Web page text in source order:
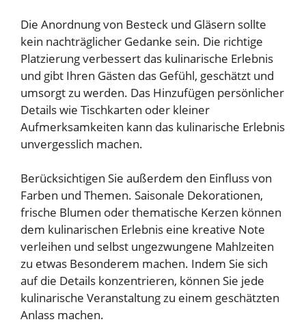
Die Anordnung von Besteck und Gläsern sollte
kein nachträglicher Gedanke sein. Die richtige
Platzierung verbessert das kulinarische Erlebnis
und gibt Ihren Gästen das Gefühl, geschätzt und
umsorgt zu werden. Das Hinzufügen persönlicher
Details wie Tischkarten oder kleiner
Aufmerksamkeiten kann das kulinarische Erlebnis
unvergesslich machen.
Berücksichtigen Sie außerdem den Einfluss von
Farben und Themen. Saisonale Dekorationen,
frische Blumen oder thematische Kerzen können
dem kulinarischen Erlebnis eine kreative Note
verleihen und selbst ungezwungene Mahlzeiten
zu etwas Besonderem machen. Indem Sie sich
auf die Details konzentrieren, können Sie jede
kulinarische Veranstaltung zu einem geschätzten
Anlass machen.